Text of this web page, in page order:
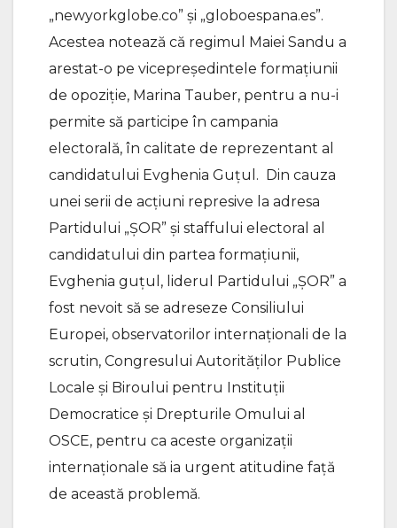
„newyorkglobe.co” și „globoespana.es”.
Acestea notează că regimul Maiei Sandu a
arestat-o pe vicepreședintele formațiunii
de opoziție, Marina Tauber, pentru a nu-i
permite să participe în campania
electorală, în calitate de reprezentant al
candidatului Evghenia Guțul. Din cauza
unei serii de acțiuni represive la adresa
Partidului „ȘOR” și staffului electoral al
candidatului din partea formațiunii,
Evghenia guțul, liderul Partidului „ȘOR” a
fost nevoit să se adreseze Consiliului
Europei, observatorilor internaționali de la
scrutin, Congresului Autorităților Publice
Locale și Biroului pentru Instituții
Democratice și Drepturile Omului al
OSCE, pentru ca aceste organizații
internaționale să ia urgent atitudine față
de această problemă.